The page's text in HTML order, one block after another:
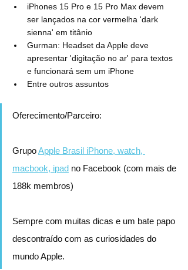
iPhones 15 Pro e 15 Pro Max devem
ser lançados na cor vermelha 'dark
sienna' em titânio
Gurman: Headset da Apple deve
apresentar 'digitação no ar' para textos
e funcionará sem um iPhone
Entre outros assuntos
Oferecimento/Parceiro:
Grupo Apple Brasil iPhone, watch,
macbook, ipad no Facebook (com mais de
188k membros)
Sempre com muitas dicas e um bate papo
descontraído com as curiosidades do
mundo Apple.